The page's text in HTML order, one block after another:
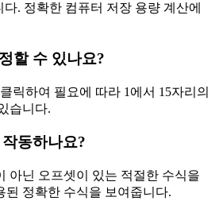
. 정확한 컴퓨터 저장 용량 계산에
할 수 있나요?
릭하여 필요에 따라 1에서 15자리의
습니다.
동하나요?
아닌 오프셋이 있는 적절한 수식을
된 정확한 수식을 보여줍니다.